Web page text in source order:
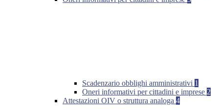
Scadenzario obblighi amministrativi 1
Oneri informativi per cittadini e imprese 2
Attestazioni OIV o struttura analoga 4